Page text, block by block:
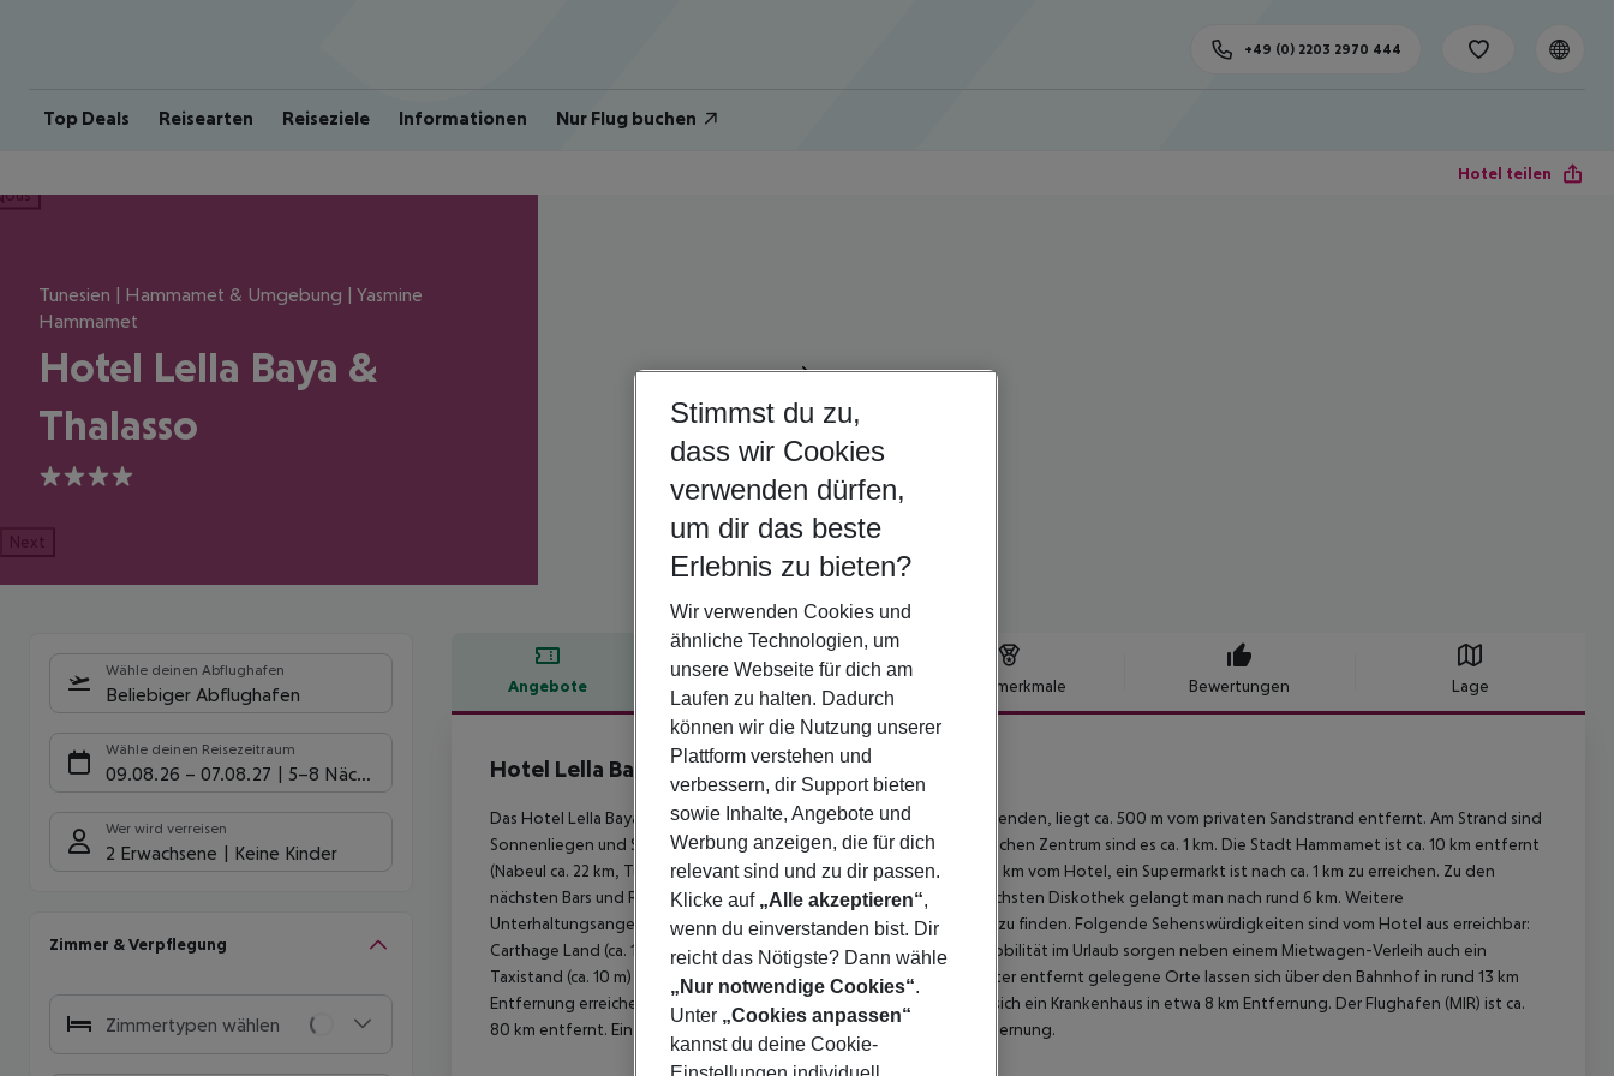
Top Deals Reisearten Reiseziele Informationen Nur Flug buchen
+49 (0) 2203 2970 444
Hotel teilen
Tunesien | Hammamet & Umgebung | Yasmine
Hammamet
Hotel Lella Baya &
Thalasso
4
Next
Wähle deinen Abflughafen
Beliebiger Abflughafen
Wähle deinen Reisezeitraum
09.08.26 – 07.08.27 5-8 Nächte
Wer wird verreisen
2 Erwachsene Keine Kinder
Zimmer & Verpflegung
Zimmertypen wählen
Angebote Hotelbeschreibung Hotelmerkmale Bewertungen Lage
Hotelbeschreibung
Hotel Lella Baya & Thalasso
4
Das Hotel Lella Baya and Thalasso, beliebt speziell bei Hochzeitsreisenden, liegt ca. 500 m vom privaten Sandstrand entfernt. Am Strand sind
Sonnenliegen und Sonnenschirme kostenlos verfügbar. Zum touristischen Zentrum sind es ca. 1 km. Die Stadt Hammamet ist ca. 10 km entfernt
(Nabeul ca. 22 km, Tunis ca. 60 km). Einkaufsmöglichkeiten liegen ca. 2 km vom Hotel, ein Supermarkt ist nach ca. 1 km zu erreichen. Zu den
nächsten Bars und Restaurants gelangt man nach rund 400 m. Zur nächsten Diskothek gelangt man nach rund 6 km. Weitere
Unterhaltungsangebote wie ein Theater sind in ca. 8 km Entfernung zu finden. Folgende Sehenswürdigkeiten sind vom Hotel aus erreichbar:
Carthage Land (ca. 1 km) und Medina Of Hammamet (ca. 13 km). Für Mobilität im Urlaub sorgen neben einem Mietwagen-Verleih auch ein
Taxistand (ca. 10 m) und eine Bushaltestelle (ca. 300 m entfernt). Weiter entfernt gelegene Orte lassen sich über den Bahnhof in rund 13 km
Entfernung erreichen. Zur ärztlichen Versorgung im Notfall befindet sich ein Krankenhaus in etwa 8 km Entfernung. Der Flughafen (MIR) ist ca.
80 km entfernt. Ein weiterer Flughafen (NBE) liegt in etwa 45 km Entfernung.
Stimmst du zu,
dass wir Cookies
verwenden dürfen,
um dir das beste
Erlebnis zu bieten?
Wir verwenden Cookies und
ähnliche Technologien, um
unsere Webseite für dich am
Laufen zu halten. Dadurch
können wir die Nutzung unserer
Plattform verstehen und
verbessern, dir Support bieten
sowie Inhalte, Angebote und
Werbung anzeigen, die für dich
relevant sind und zu dir passen.
Klicke auf „Alle akzeptieren“,
wenn du einverstanden bist. Dir
reicht das Nötigste? Dann wähle
„Nur notwendige Cookies“.
Unter „Cookies anpassen“
kannst du deine Cookie-